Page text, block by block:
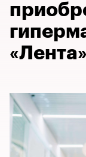
«Лента»